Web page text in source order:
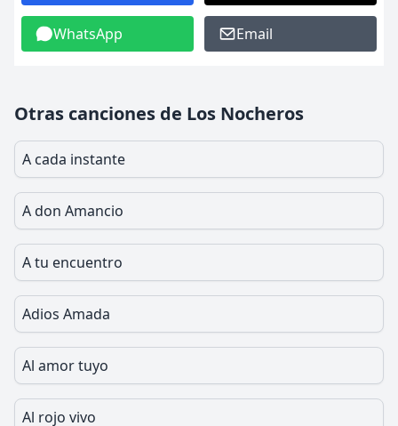
WhatsApp Email
Otras canciones de Los Nocheros
A cada instante
A don Amancio
A tu encuentro
Adios Amada
Al amor tuyo
Al rojo vivo